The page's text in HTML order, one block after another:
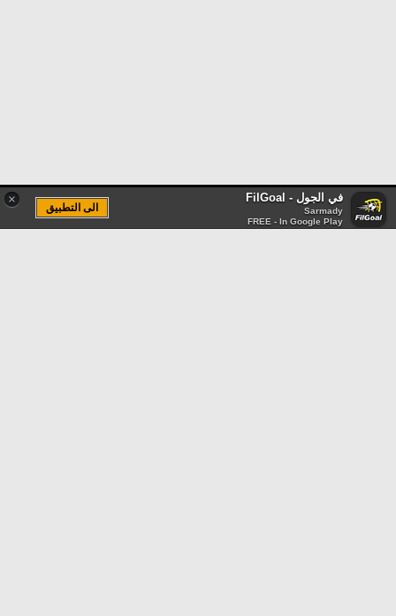
× في الجول - FilGoal
Sarmady
FREE - In Google Play
الى التطبيق